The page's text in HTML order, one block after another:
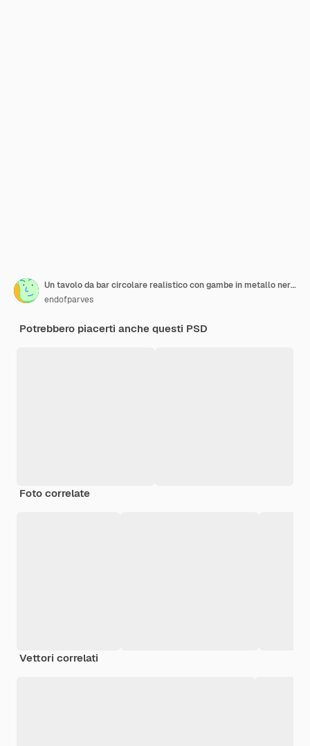
Un tavolo da bar circolare realistico con gambe in metallo nero e uno sfondo trasparente in legno marrone
endofparves
Potrebbero piacerti anche questi PSD
Foto correlate
Vettori correlati